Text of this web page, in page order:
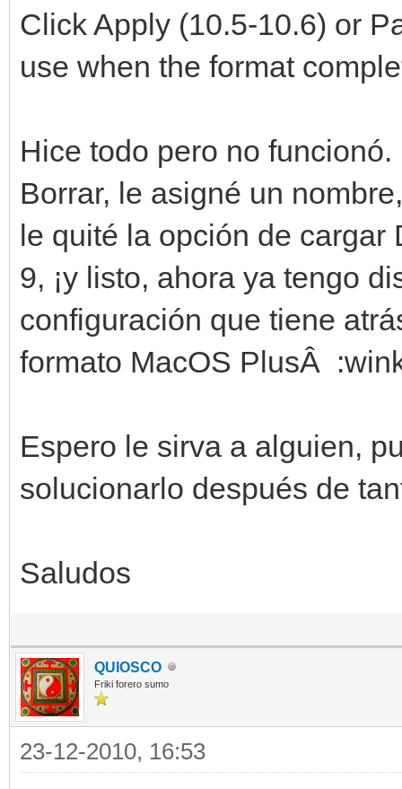
Click Apply (10.5-10.6) or
use when the format
Hice todo pero no
Borrar, le asigné un
le quité la opción de cargar
9, ¡y listo, ahora ya tengo
configuración que tiene
formato MacOS PlusÂ
Espero le sirva a alguien,
solucionarlo después de
Saludos
QUIOSCO
Friki forero sumo
23-12-2010, 16:53